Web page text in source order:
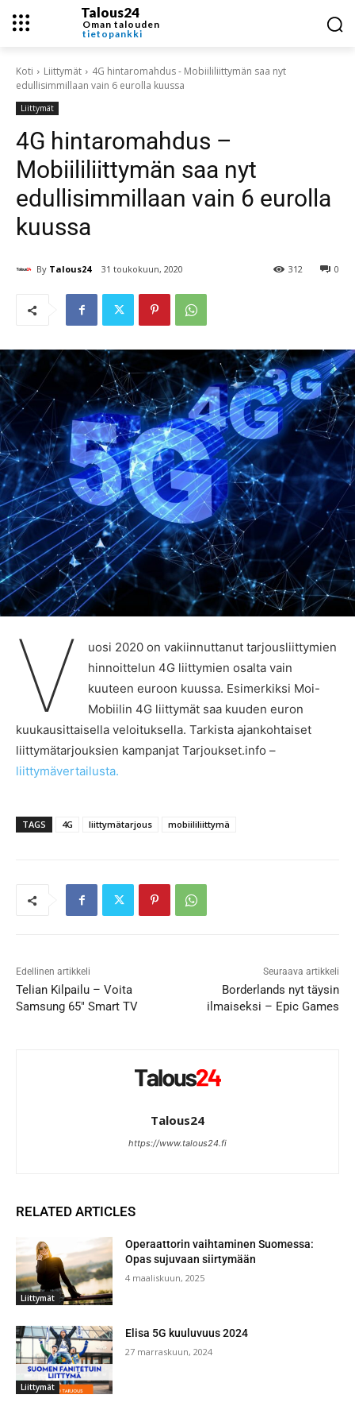
Talous24
Oman talouden
tietopankki
Koti Liittymät
4G hintaromahdus - Mobiililiittymän saa nyt
edullisimmillaan vain 6 eurolla kuussa
Liittymät
4G hintaromahdus –
Mobiililiittymän saa nyt
edullisimmillaan vain 6 eurolla
kuussa
By Talous24 31 toukokuun, 2020 0
312
V
uosi 2020 on vakiinnuttanut tarjousliittymien
hinnoittelun 4G liittymien osalta vain
kuuteen euroon kuussa. Esimerkiksi Moi-
Mobiilin 4G liittymät saa kuuden euron
kuukausittaisella veloituksella. Tarkista ajankohtaiset
liittymätarjouksien kampanjat Tarjoukset.info –
liittymävertailusta.
TAGS 4G liittymätarjous mobiililiittymä
Edellinen artikkeli
Telian Kilpailu – Voita
Samsung 65″ Smart TV
Seuraava artikkeli
Borderlands nyt täysin
ilmaiseksi – Epic Games
Talous24
https://www.talous24.fi
RELATED ARTICLES
Liittymät
Operaattorin vaihtaminen Suomessa:
Opas sujuvaan siirtymään
4 maaliskuun, 2025
Liittymät
Elisa 5G kuuluvuus 2024
27 marraskuun, 2024